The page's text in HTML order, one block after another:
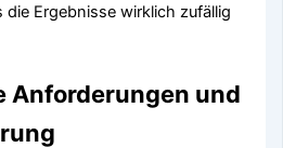
Ergebnisse wirklich zufällig
Anforderungen und